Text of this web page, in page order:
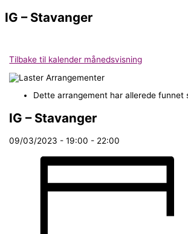
IG – Stavanger
Tilbake til kalender månedsvisning
Dette arrangement har allerede funnet
IG – Stavanger
09/03/2023 - 19:00 - 22:00